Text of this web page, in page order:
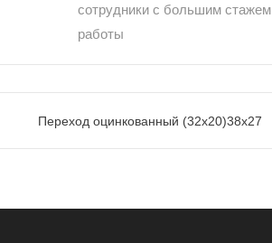
сотрудники с большим стажем
работы
Переход оцинкованный (32х20)38х27